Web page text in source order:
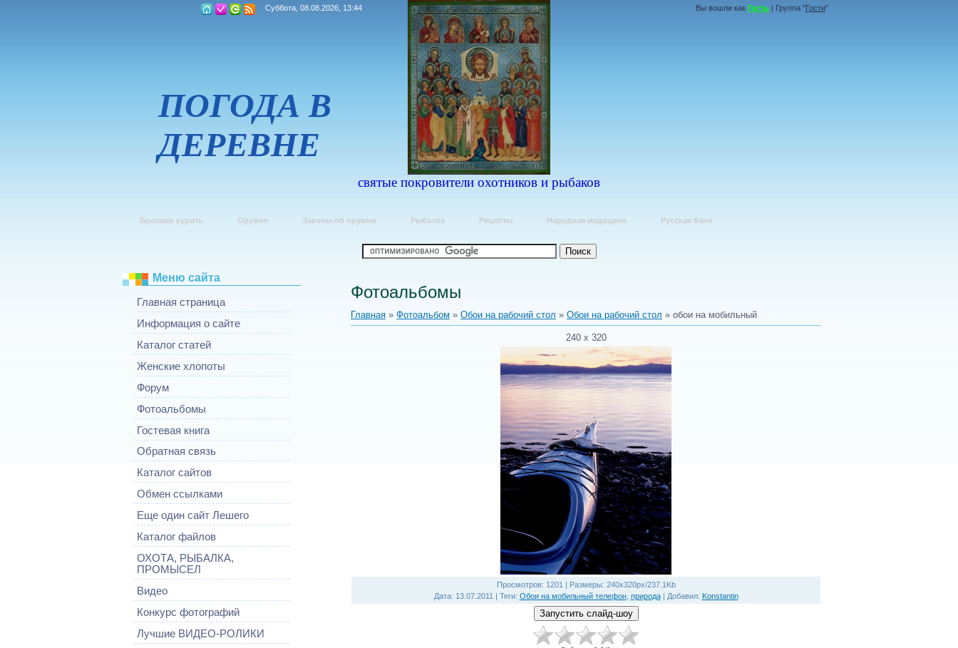
Суббота, 08.08.2026, 13:44
ПОГОДА В
ДЕРЕВНЕ
святые покровители охотников и рыбаков
Вы вошли как Гость | Группа "Гости"
Бросаем курить Оружие Законы об оружии Рыбалка Рецепты Народная медицина Русская баня
Меню сайта
Главная страница
Информация о сайте
Каталог статей
Женские хлопоты
Форум
Фотоальбомы
Гостевая книга
Обратная связь
Каталог сайтов
Обмен ссылками
Еще один сайт Лешего
Каталог файлов
ОХОТА, РЫБАЛКА,
ПРОМЫСЕЛ
Видео
Конкурс фотографий
Лучшие ВИДЕО-РОЛИКИ
Фотоальбомы
Главная » Фотоальбом » Обои на рабочий стол » Обои на рабочий стол » обои на мобильный
240 х 320
Просмотров: 1201 | Размеры: 240x320px/237.1Kb
Дата: 13.07.2011 | Теги: Обои на мобильный телефон, природа| Добавил: Konstantin